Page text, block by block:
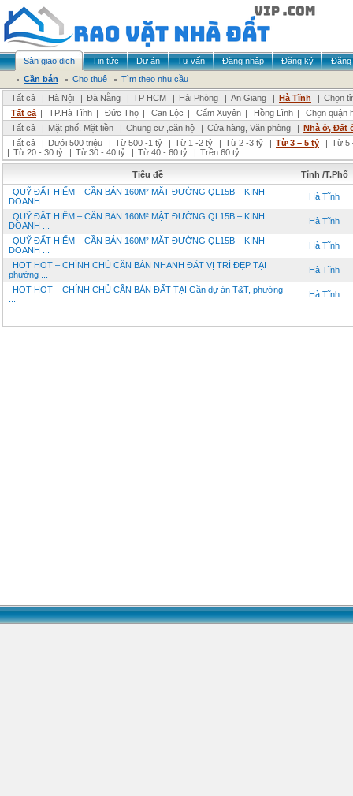
Sàn giao dịch Tin tức Dự án Tư vấn Đăng nhập Đăng ký
Đăng
Cần bán
Cho thuê
Tìm theo nhu cầu
Tất cả
| Hà Nội | Đà Nẵng | TP HCM | Hải Phòng | An Giang | Hà Tĩnh | Chọn
Tất cả | TP.Hà Tĩnh | Đức Thọ | Can Lộc | Cẩm Xuyên | Hồng Lĩnh |
Chọn quận
Tất cả
| Mặt phố, Mặt tiền | Chung cư ,căn hộ | Cửa hàng, Văn phòng | Nhà ở, Đất
Tất cả
| Dưới 500 triệu | Từ 500 -1 tỷ | Từ 1 -2 tỷ | Từ 2 -3 tỷ | Từ 3 – 5 tỷ | Từ 5
| Từ 20 - 30 tỷ | Từ 30 - 40 tỷ | Từ 40 - 60 tỷ | Trên 60 tỷ
Tiêu đề
Tỉnh /T.Phố
QUỸ ĐẤT HIẾM – CẦN BÁN 160M² MẶT ĐƯỜNG QL15B – KINH
DOANH ...
Hà Tĩnh
QUỸ ĐẤT HIẾM – CẦN BÁN 160M² MẶT ĐƯỜNG QL15B – KINH
DOANH ...
Hà Tĩnh
QUỸ ĐẤT HIẾM – CẦN BÁN 160M² MẶT ĐƯỜNG QL15B – KINH
DOANH ...
Hà Tĩnh
HOT HOT – CHÍNH CHỦ CẦN BÁN NHANH ĐẤT VỊ TRÍ ĐẸP TẠI
phường ...
Hà Tĩnh
HOT HOT – CHÍNH CHỦ CẦN BÁN ĐẤT TẠI Gần dự án T&T, phường
Hà Tĩnh